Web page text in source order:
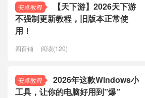
安卓教程
【天下游】2026天下游
不强制更新教程，旧版本正常使
用！
四百铺 阅读(120)
安卓教程
2026年这款Windows小
工具，让你的电脑好用到”爆”